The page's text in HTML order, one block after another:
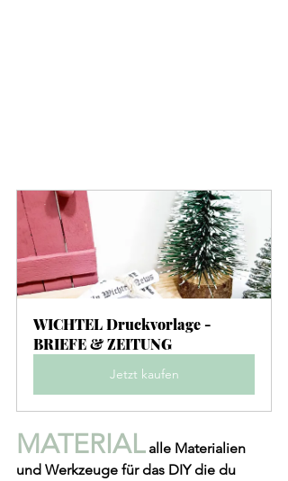
WICHTEL Druckvorlage -
BRIEFE & ZEITUNG
Jetzt kaufen
MATERIAL alle Materialien
und Werkzeuge für das DIY die du